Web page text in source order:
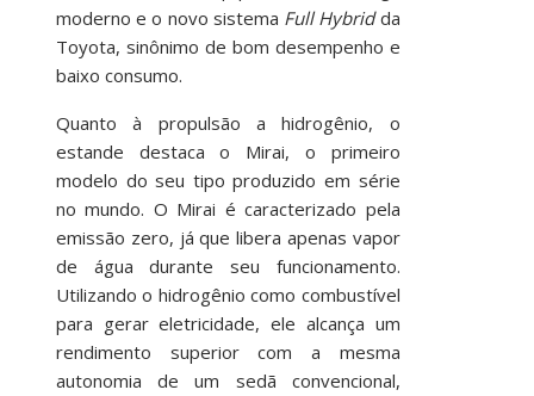
moderno e o novo sistema Full Hybridda
Toyota, sinônimo de bom desempenho e
baixo consumo.
Quanto à propulsão a hidrogênio, o
estande destaca o Mirai, o primeiro
modelo do seu tipo produzido em série
no mundo. O Mirai é caracterizado pela
emissão zero, já que libera apenas vapor
de água durante seu funcionamento.
Utilizando o hidrogênio como combustível
para gerar eletricidade, ele alcança um
rendimento superior com a mesma
autonomia de um sedã convencional,